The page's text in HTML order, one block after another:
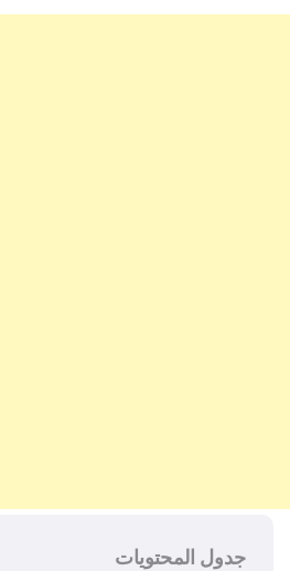
جدول المحتويات